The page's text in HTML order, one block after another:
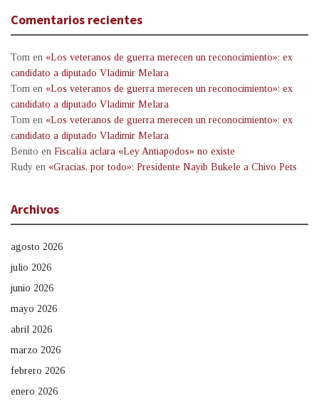
Comentarios recientes
Tom en «Los veteranos de guerra merecen un reconocimiento»: ex
candidato a diputado Vladimir Melara
Tom en «Los veteranos de guerra merecen un reconocimiento»: ex
candidato a diputado Vladimir Melara
Tom en «Los veteranos de guerra merecen un reconocimiento»: ex
candidato a diputado Vladimir Melara
Benito en Fiscalía aclara «Ley Antiapodos» no existe
Rudy en «Gracias, por todo»: Presidente Nayib Bukele a Chivo Pets
Archivos
agosto 2026
julio 2026
junio 2026
mayo 2026
abril 2026
marzo 2026
febrero 2026
enero 2026